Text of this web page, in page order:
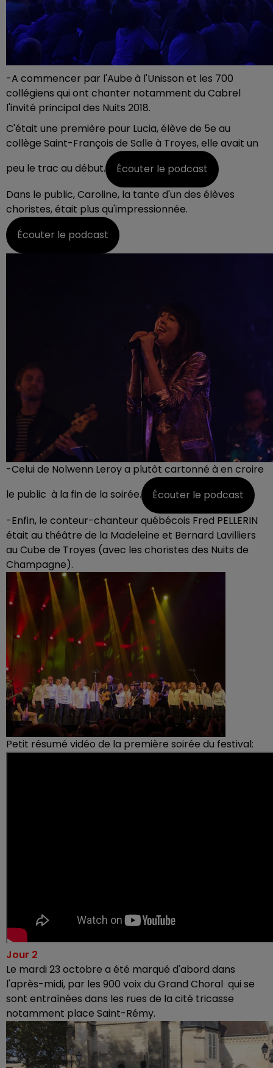
-A commencer par l'Aube à l'Unisson et les 700
collégiens qui ont chanter notamment du Cabrel
l'invité principal des Nuits 2018.
C'était une première pour Lucia, élève de 5e au
collège Saint-François de Salle à Troyes, elle avait un
peu le trac au début.
Écouter le podcast
Dans le public, Caroline, la tante d'un des élèves
choristes, était plus qu'impressionnée.
Écouter le podcast
-Celui de Nolwenn Leroy a plutôt cartonné à en croire
le public à la fin de la soirée.
Écouter le podcast
-Enfin, le conteur-chanteur québécois Fred PELLERIN
était au théâtre de la Madeleine et Bernard Lavilliers
au Cube de Troyes (avec les choristes des Nuits de
Champagne).
Petit résumé vidéo de la première soirée du festival:
Jour 2
Le mardi 23 octobre a été marqué d'abord dans
l'après-midi, par les 900 voix du Grand Choral qui se
sont entraînées dans les rues de la cité tricasse
notamment place Saint-Rémy.